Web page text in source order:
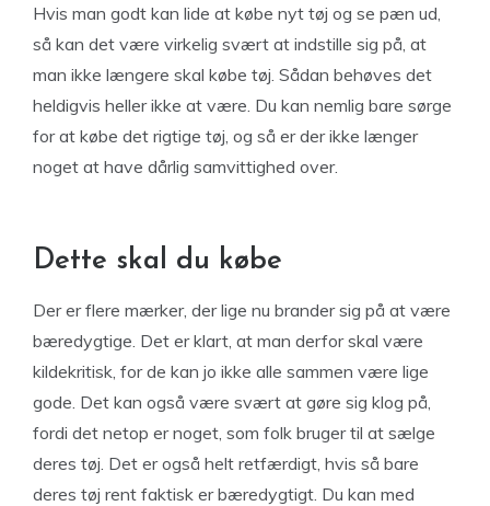
Hvis man godt kan lide at købe nyt tøj og se pæn ud,
så kan det være virkelig svært at indstille sig på, at
man ikke længere skal købe tøj. Sådan behøves det
heldigvis heller ikke at være. Du kan nemlig bare sørge
for at købe det rigtige tøj, og så er der ikke længer
noget at have dårlig samvittighed over.
Dette skal du købe
Der er flere mærker, der lige nu brander sig på at være
bæredygtige. Det er klart, at man derfor skal være
kildekritisk, for de kan jo ikke alle sammen være lige
gode. Det kan også være svært at gøre sig klog på,
fordi det netop er noget, som folk bruger til at sælge
deres tøj. Det er også helt retfærdigt, hvis så bare
deres tøj rent faktisk er bæredygtigt. Du kan med